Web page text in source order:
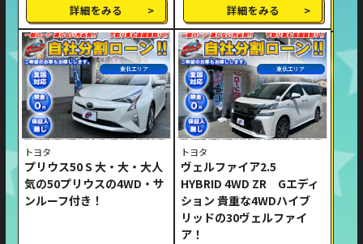
詳細をみる 詳細をみる
東北エリア
トヨタ
プリウス50 S 大・大・大人
気の50プリウスの4WD・サ
ンルーフ付き！
東北エリア
トヨタ
ヴェルファイア2.5
HYBRID 4WD ZR Gエディ
ション 貴重な4WDハイブ
リッドの30ヴェルファイ
ア！